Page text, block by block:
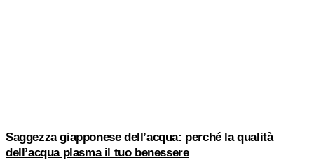
Saggezza giapponese dell’acqua: perché la qualità
dell’acqua plasma il tuo benessere